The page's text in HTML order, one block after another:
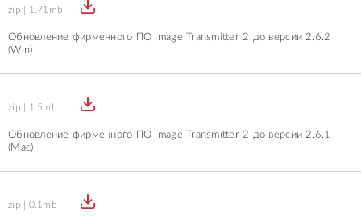
zip | 1.71mb
Обновление фирменного ПО Image Transmitter 2 до версии 2.6.2
(Win)
zip | 1.5mb
Обновление фирменного ПО Image Transmitter 2 до версии 2.6.1
(Mac)
zip | 0.1mb